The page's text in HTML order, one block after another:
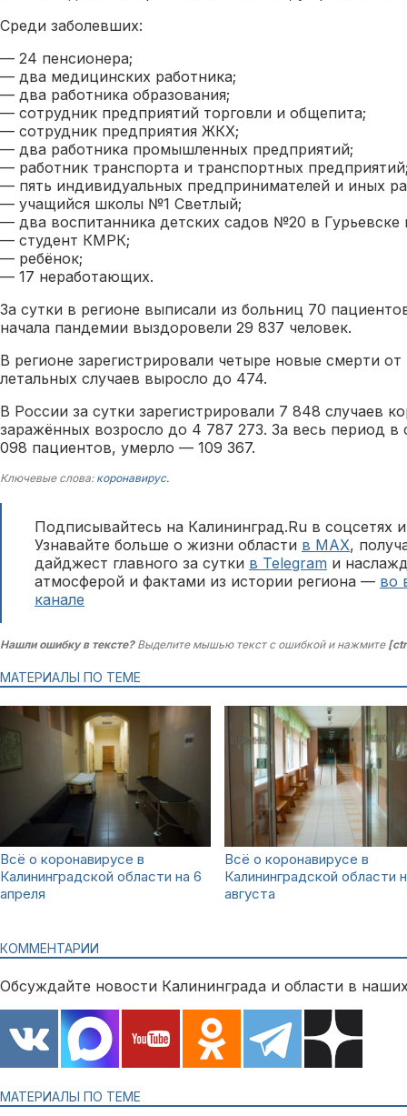
Среди заболевших:
— 24 пенсионера;
— два медицинских работника;
— два работника образования;
— сотрудник предприятий торговли и общепита;
— сотрудник предприятия ЖКХ;
— два работника промышленных предприятий;
— работник транспорта и транспортных
— пять индивидуальных предпринимателей и иных
— учащийся школы №1 Светлый;
— два воспитанника детских садов №20 в
— студент КМРК;
— ребёнок;
— 17 неработающих.
За сутки в регионе выписали из больниц 70
начала пандемии выздоровели 29 837 человек.
В регионе зарегистрировали четыре новые смерти
летальных случаев выросло до 474.
В России за сутки зарегистрировали 7 848 случаев
заражённых возросло до 4 787 273. За весь период в
098 пациентов, умерло — 109 367.
Ключевые слова: коронавирус.
Подписывайтесь на Калининград.Ru в соцсетях
Узнавайте больше о жизни области в MAX,
дайджест главного за сутки в Telegram и
атмосферой и фактами из истории региона — во
канале
Нашли ошибку в тексте?Выделите мышью текст с ошибкой и нажмите
МАТЕРИАЛЫ ПО ТЕМЕ
Всё о коронавирусе в
Калининградской области на 6
апреля
Всё о коронавирусе в
Калининградской области
августа
КОММЕНТАРИИ
Обсуждайте новости Калининграда и области в
МАТЕРИАЛЫ ПО ТЕМЕ